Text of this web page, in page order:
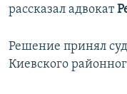
рассказал адвокат
Решение принял
Киевского